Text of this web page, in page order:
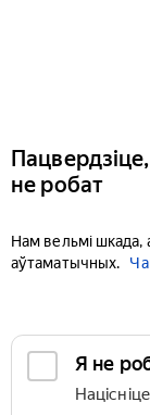
не робат
Нам вельмі
аўтаматычных.
Я не